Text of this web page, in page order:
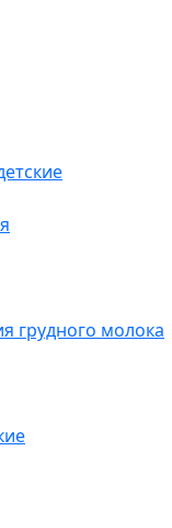
грудного молока